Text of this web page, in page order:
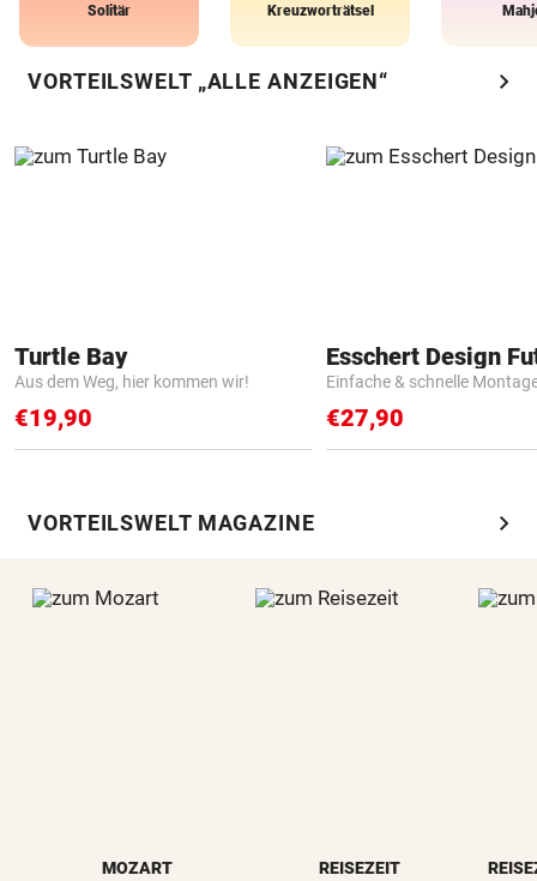
Solitär Kreuzworträtsel
VORTEILSWELT „ALLE ANZEIGEN“ chevron_right
Turtle Bay
Aus dem Weg, hier kommen wir!
€19,90
Einfache & schnelle
€27,90
VORTEILSWELT MAGAZINE chevron_right
MOZART REISEZEIT